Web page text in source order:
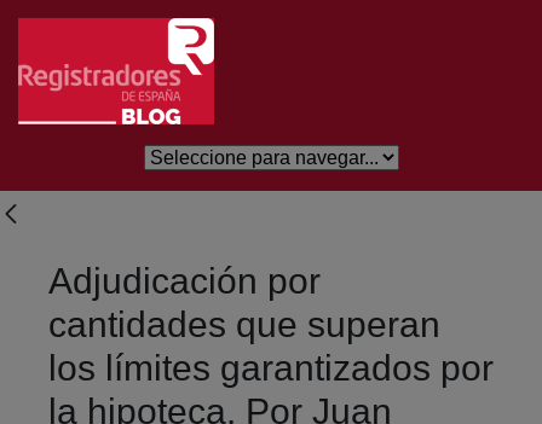
Skip to Main Content
Adjudicación por
cantidades que superan
los límites garantizados por
la hipoteca. Por Juan